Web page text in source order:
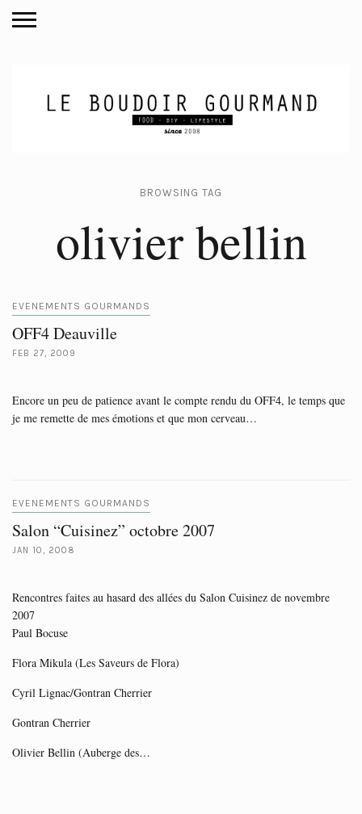
BROWSING TAG
olivier bellin
EVENEMENTS GOURMANDS
OFF4 Deauville
FEB 27, 2009
Encore un peu de patience avant le compte rendu du OFF4, le temps que
je me remette de mes émotions et que mon cerveau…
EVENEMENTS GOURMANDS
Salon “Cuisinez” octobre 2007
JAN 10, 2008
Rencontres faites au hasard des allées du Salon Cuisinez de novembre
2007
Paul Bocuse
Flora Mikula (Les Saveurs de Flora)
Cyril Lignac/Gontran Cherrier
Gontran Cherrier
Olivier Bellin (Auberge des…